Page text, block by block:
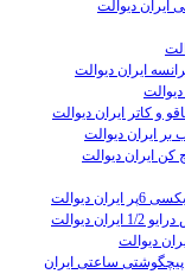
ایران دیوالت
ایران دیوالت
و کاتر ایران دیوالت
ایران دیوالت
کن ایران دیوالت
دیوالت
دیوالت
دیوالت
ساعتی ایران